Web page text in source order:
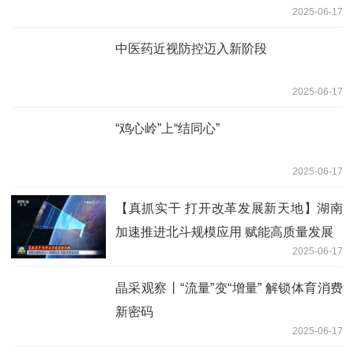
2025-06-17
中医药近视防控迈入新阶段
2025-06-17
“鸡心岭”上“结同心”
2025-06-17
【真抓实干 打开改革发展新天地】湖南
加速推进北斗规模应用 赋能高质量发展
2025-06-17
晶采观察丨“流量”变“增量” 解锁体育消费
新密码
2025-06-17